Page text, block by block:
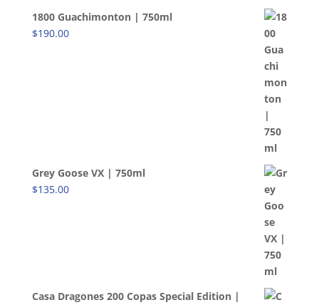
1800 Guachimonton | 750ml
$190.00
Grey Goose VX | 750ml
$135.00
Casa Dragones 200 Copas Special Edition |